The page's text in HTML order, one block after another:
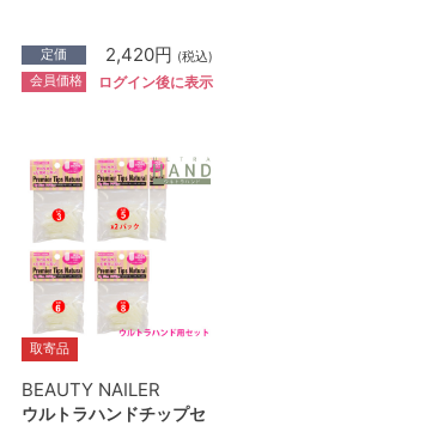
定価 2,420円 (税込)
会員価格 ログイン後に表示
取寄品
BEAUTY NAILER
ウルトラハンドチップセ